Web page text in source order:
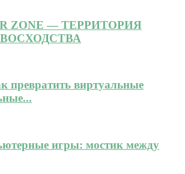
ZONE — ТЕРРИТОРИЯ
превратить виртуальные
игры: мостик между